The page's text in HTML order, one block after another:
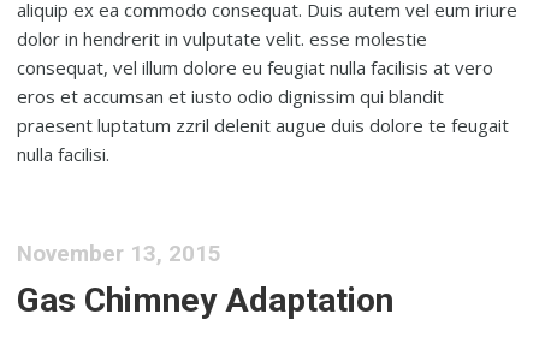
aliquip ex ea commodo consequat. Duis autem vel eum iriure
dolor in hendrerit in vulputate velit. esse molestie
consequat, vel illum dolore eu feugiat nulla facilisis at vero
eros et accumsan et iusto odio dignissim qui blandit
praesent luptatum zzril delenit augue duis dolore te feugait
nulla facilisi.
November 13, 2015
Gas Chimney Adaptation